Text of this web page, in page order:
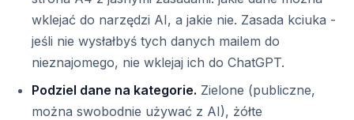
wklejać do narzędzi AI, a jakie nie. Zasada kciuka -
jeśli nie wysłałbyś tych danych mailem do
nieznajomego, nie wklejaj ich do ChatGPT.
Podziel dane na kategorie. Zielone (publiczne,
można swobodnie używać z AI), żółte